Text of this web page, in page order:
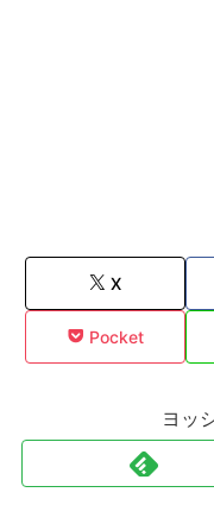
X
Pocket
ヨッ